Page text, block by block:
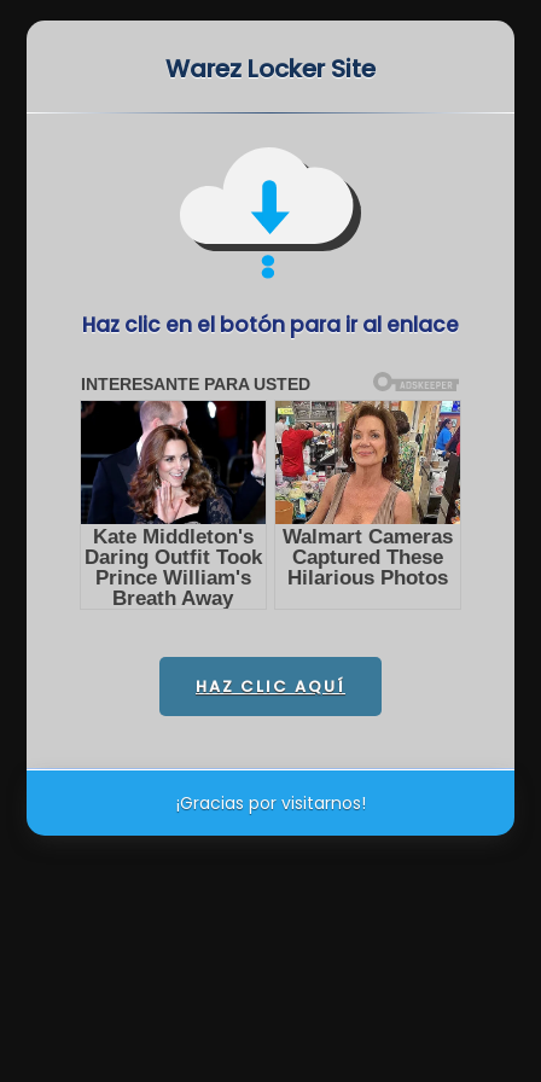
Warez Locker Site
Haz clic en el botón para ir al enlace
HAZ CLIC AQUÍ
¡Gracias por visitarnos!